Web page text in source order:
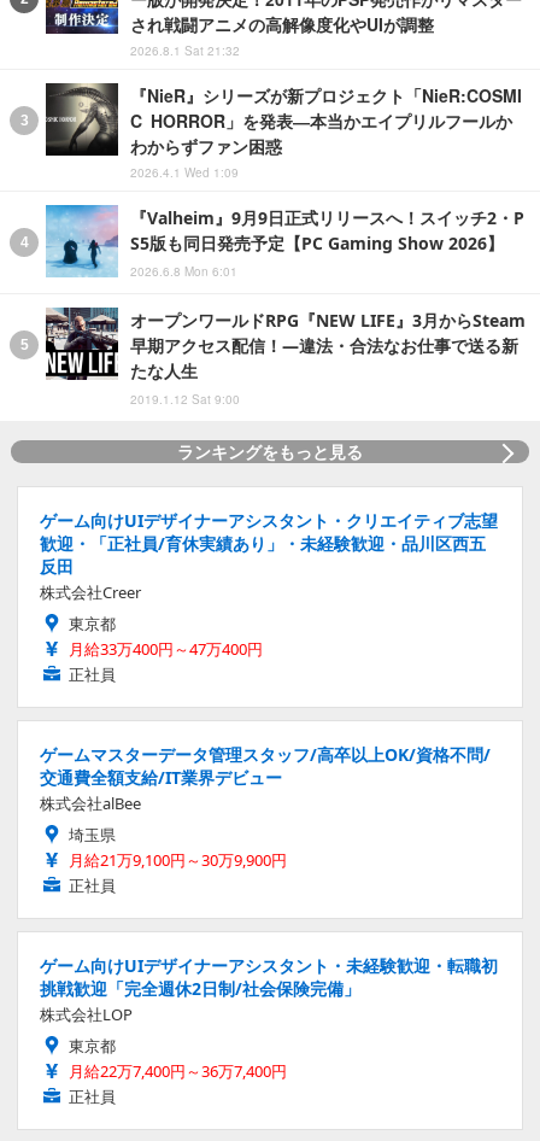
され戦闘アニメの高解像度化やUIが調整
2026.8.1 Sat 21:32
『NieR』シリーズが新プロジェクト「NieR:COSMI
C HORROR」を発表―本当かエイプリルフールか
わからずファン困惑
2026.4.1 Wed 1:09
『Valheim』9月9日正式リリースへ！スイッチ2・P
S5版も同日発売予定【PC Gaming Show 2026】
2026.6.8 Mon 6:01
オープンワールドRPG『NEW LIFE』3月からSteam
早期アクセス配信！―違法・合法なお仕事で送る新
たな人生
2019.1.12 Sat 9:00
ランキングをもっと見る
ゲーム向けUIデザイナーアシスタント・クリエイティブ志望
歓迎・「正社員/育休実績あり」・未経験歓迎・品川区西五
反田
株式会社Creer
東京都
月給33万400円～47万400円
正社員
ゲームマスターデータ管理スタッフ/高卒以上OK/資格不問/
交通費全額支給/IT業界デビュー
株式会社alBee
埼玉県
月給21万9,100円～30万9,900円
正社員
ゲーム向けUIデザイナーアシスタント・未経験歓迎・転職初
挑戦歓迎「完全週休2日制/社会保険完備」
株式会社LOP
東京都
月給22万7,400円～36万7,400円
正社員